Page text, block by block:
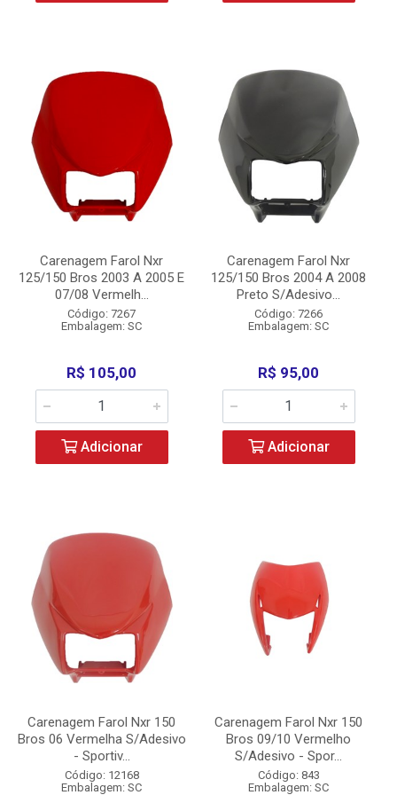
Carenagem Farol Nxr
125/150 Bros 2003 A 2005 E
07/08 Vermelh...
Código: 7267
Embalagem: SC
R$ 105,00
Adicionar
Carenagem Farol Nxr
125/150 Bros 2004 A 2008
Preto S/Adesivo...
Código: 7266
Embalagem: SC
R$ 95,00
Adicionar
Carenagem Farol Nxr 150
Bros 06 Vermelha S/Adesivo
- Sportiv...
Código: 12168
Embalagem: SC
Carenagem Farol Nxr 150
Bros 09/10 Vermelho
S/Adesivo - Spor...
Código: 843
Embalagem: SC